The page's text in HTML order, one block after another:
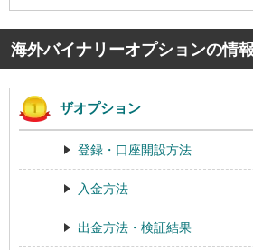
海外バイナリーオプションの情
ザオプション
登録・口座開設方法
入金方法
出金方法・検証結果